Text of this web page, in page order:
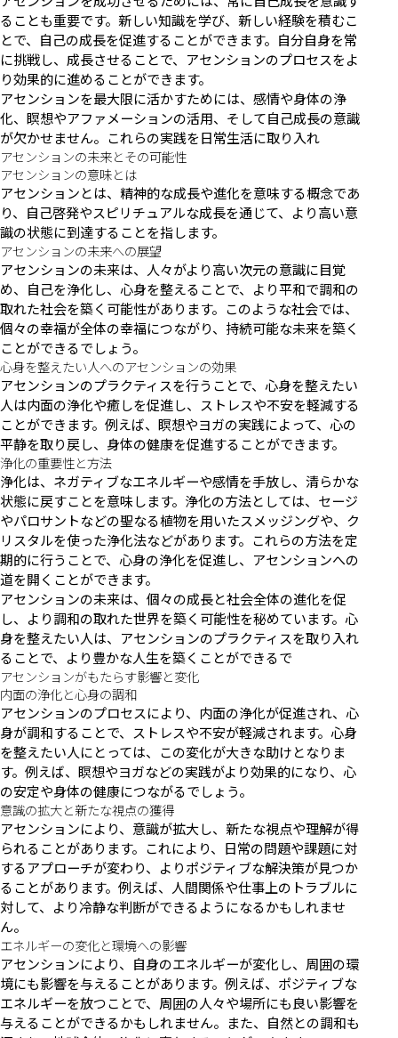
ることも重要です。新しい知識を学び、新しい経験を積むこ
とで、自己の成長を促進することができます。自分自身を常
に挑戦し、成長させることで、アセンションのプロセスをよ
り効果的に進めることができます。
アセンションを最大限に活かすためには、感情や身体の浄
化、瞑想やアファメーションの活用、そして自己成長の意識
が欠かせません。これらの実践を日常生活に取り入れ
アセンションの未来とその可能性
アセンションの意味とは
アセンションとは、精神的な成長や進化を意味する概念であ
り、自己啓発やスピリチュアルな成長を通じて、より高い意
識の状態に到達することを指します。
アセンションの未来への展望
アセンションの未来は、人々がより高い次元の意識に目覚
め、自己を浄化し、心身を整えることで、より平和で調和の
取れた社会を築く可能性があります。このような社会では、
個々の幸福が全体の幸福につながり、持続可能な未来を築く
ことができるでしょう。
心身を整えたい人へのアセンションの効果
アセンションのプラクティスを行うことで、心身を整えたい
人は内面の浄化や癒しを促進し、ストレスや不安を軽減する
ことができます。例えば、瞑想やヨガの実践によって、心の
平静を取り戻し、身体の健康を促進することができます。
浄化の重要性と方法
浄化は、ネガティブなエネルギーや感情を手放し、清らかな
状態に戻すことを意味します。浄化の方法としては、セージ
やパロサントなどの聖なる植物を用いたスメッジングや、ク
リスタルを使った浄化法などがあります。これらの方法を定
期的に行うことで、心身の浄化を促進し、アセンションへの
道を開くことができます。
アセンションの未来は、個々の成長と社会全体の進化を促
し、より調和の取れた世界を築く可能性を秘めています。心
身を整えたい人は、アセンションのプラクティスを取り入れ
ることで、より豊かな人生を築くことができるで
アセンションがもたらす影響と変化
内面の浄化と心身の調和
アセンションのプロセスにより、内面の浄化が促進され、心
身が調和することで、ストレスや不安が軽減されます。心身
を整えたい人にとっては、この変化が大きな助けとなりま
す。例えば、瞑想やヨガなどの実践がより効果的になり、心
の安定や身体の健康につながるでしょう。
意識の拡大と新たな視点の獲得
アセンションにより、意識が拡大し、新たな視点や理解が得
られることがあります。これにより、日常の問題や課題に対
するアプローチが変わり、よりポジティブな解決策が見つか
ることがあります。例えば、人間関係や仕事上のトラブルに
対して、より冷静な判断ができるようになるかもしれませ
ん。
エネルギーの変化と環境への影響
アセンションにより、自身のエネルギーが変化し、周囲の環
境にも影響を与えることがあります。例えば、ポジティブな
エネルギーを放つことで、周囲の人々や場所にも良い影響を
与えることができるかもしれません。また、自然との調和も